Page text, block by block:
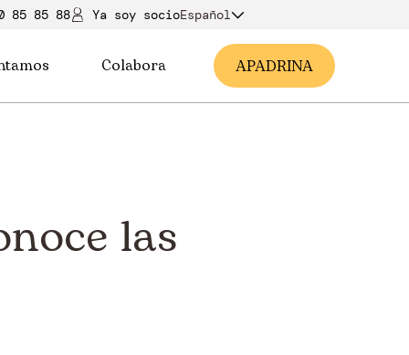
85 85 88 Ya soy socioEspañol
Colabora APADRINA
las